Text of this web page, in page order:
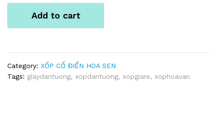
XÁM
quantityAdd to cart
Category: XỐP CỔ ĐIỂN HOA SEN
Tags: giaydantuong, xopdantuong, xopgiare, xophoavan